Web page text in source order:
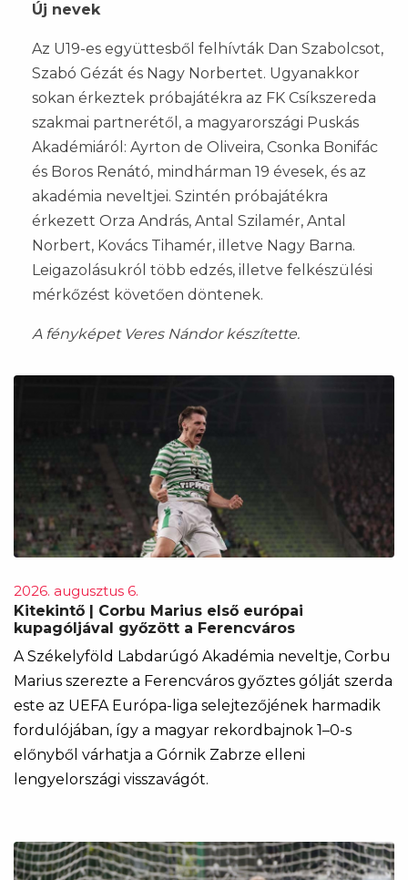
Új nevek
Az U19-es együttesből felhívták Dan Szabolcsot,
Szabó Gézát és Nagy Norbertet. Ugyanakkor
sokan érkeztek próbajátékra az FK Csíkszereda
szakmai partnerétől, a magyarországi Puskás
Akadémiáról: Ayrton de Oliveira, Csonka Bonifác
és Boros Renátó, mindhárman 19 évesek, és az
akadémia neveltjei. Szintén próbajátékra
érkezett Orza András, Antal Szilamér, Antal
Norbert, Kovács Tihamér, illetve Nagy Barna.
Leigazolásukról több edzés, illetve felkészülési
mérkőzést követően döntenek.
A fényképet Veres Nándor készítette.
2026. augusztus 6.
Kitekintő | Corbu Marius első európai
kupagóljával győzött a Ferencváros
A Székelyföld Labdarúgó Akadémia neveltje, Corbu
Marius szerezte a Ferencváros győztes gólját szerda
este az UEFA Európa-liga selejtezőjének harmadik
fordulójában, így a magyar rekordbajnok 1–0-s
előnyből várhatja a Górnik Zabrze elleni
lengyelországi visszavágót.